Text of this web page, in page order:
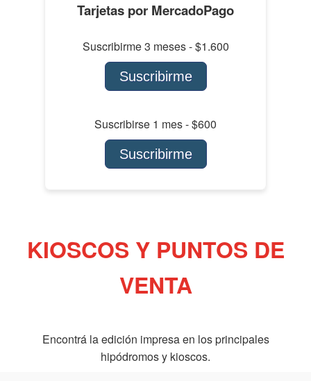
Tarjetas por MercadoPago
Suscribirme 3 meses - $1.600
Suscribirme
Suscribirse 1 mes - $600
Suscribirme
KIOSCOS Y PUNTOS DE
VENTA
Encontrá la edición impresa en los principales
hipódromos y kioscos.